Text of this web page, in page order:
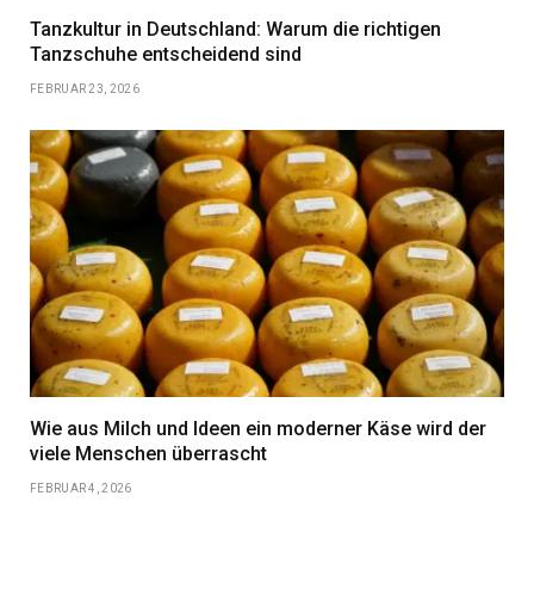
Tanzkultur in Deutschland: Warum die richtigen
Tanzschuhe entscheidend sind
FEBRUAR 23, 2026
Wie aus Milch und Ideen ein moderner Käse wird der
viele Menschen überrascht
FEBRUAR 4, 2026